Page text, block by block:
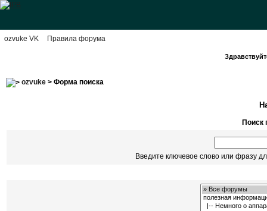
ozvuke VK Правила форума
ozvuke> Форма поиска
Поиск
Введите ключевое слово или фразу